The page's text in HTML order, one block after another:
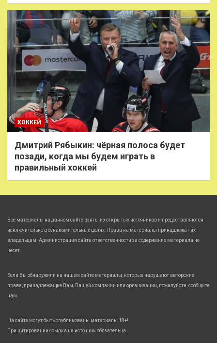
ХОККЕЙ
Дмитрий Рябыкин: чёрная полоса будет
позади, когда мы будем играть в
правильный хоккей
Все материалы на данном сайте взяты из открытых источников и предоставляются
исключительно в ознакомительных целях. Права на материалы принадлежат их
владельцам. Администрация сайта ответственности за содержание материала не
несет.
Если Вы обнаружили на нашем сайте материалы, которые нарушают авторские
права, принадлежащие Вам, Вашей компании или организации, пожалуйста, сообщите
нам.
На сайте могут быть опубликованы материалы 18+!
При цитировании ссылка на источник обязательна.